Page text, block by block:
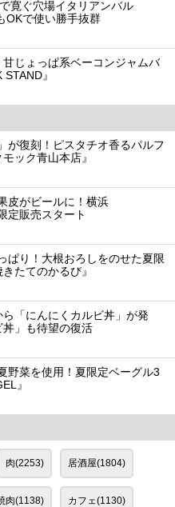
寛ぐ穴場イタリアンバル
OKで使い勝手抜群
じょっぱ系ベーコンジャムバ
』
が復刻！ピスタチオ香るパルフ
ック青山本店』
皮がビールに！横浜
定販売スタート
ぱり！大根おろしをのせた夏限
たてのかるび』
ら「にんにくカルビ丼」が発
」も待望の復活
野菜を使用！夏限定ベーグル3
』
肉(2253) 居酒屋(1804)
肉(1138) カフェ(1130)